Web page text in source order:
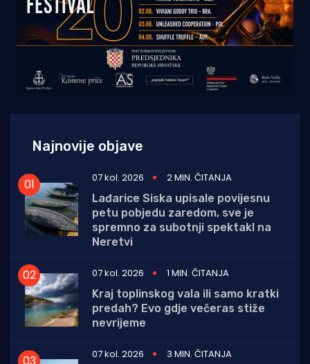
Najnovije objave
07 kol. 2026
2 MIN. ČITANJA
Lađarice Siska upisale povijesnu
petu pobjedu zaredom, sve je
spremno za subotnji spektakl na
Neretvi
07 kol. 2026
1 MIN. ČITANJA
Kraj toplinskog vala ili samo kratki
predah? Evo gdje večeras stiže
nevrijeme
07 kol. 2026
3 MIN. ČITANJA